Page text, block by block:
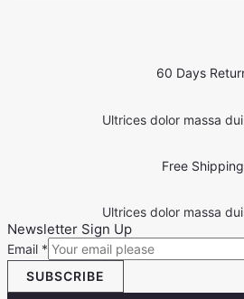
60 Days
Ultrices dolor massa
Free Shipping
Ultrices dolor massa
Newsletter Sign Up
Email *
SUBSCRIBE